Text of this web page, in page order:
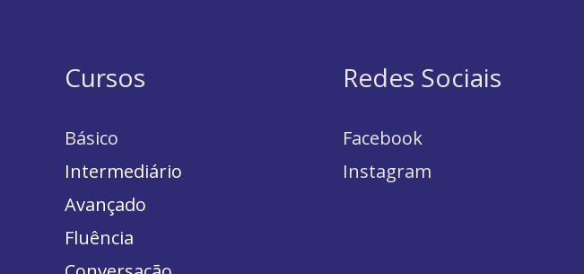
Cursos
Básico
Intermediário
Avançado
Fluência
Redes Sociais
Facebook
Instagram